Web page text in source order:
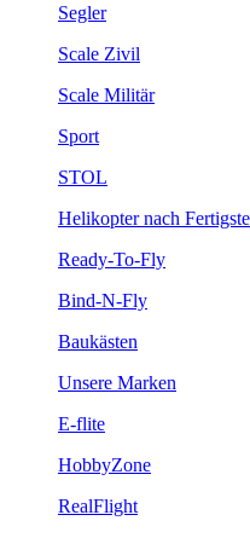
Segler
Scale Zivil
Scale Militär
Sport
STOL
Helikopter nach
Ready-To-Fly
Bind-N-Fly
Baukästen
Unsere Marken
E-flite
HobbyZone
RealFlight